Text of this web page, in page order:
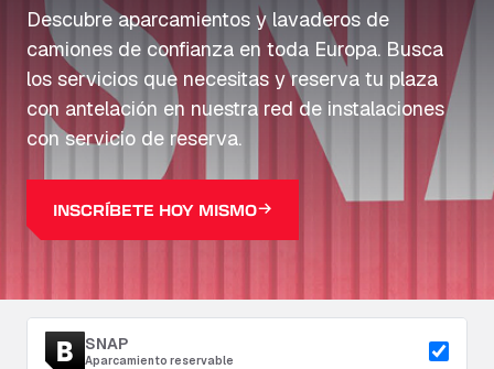
Descubre aparcamientos y lavaderos de
camiones de confianza en toda Europa. Busca
los servicios que necesitas y reserva tu plaza
con antelación en nuestra red de instalaciones
con servicio de reserva.
INSCRÍBETE HOY MISMO
SNAP
Aparcamiento reservable